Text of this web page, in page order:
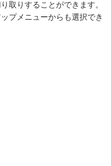
取りすることができます。
プメニューからも選択でき